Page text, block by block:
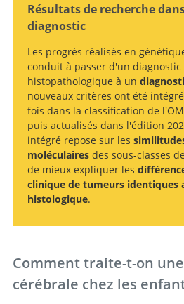
Résultats de recherche
diagnostic
Les progrès réalisés en
conduit à passer d'un
histopathologique à un
nouveaux critères ont été
fois dans la classification de
puis actualisés dans l'édition
intégré repose sur les
moléculairesdes sous-classes
de mieux expliquer les
clinique de tumeurs identiques
histologique.
Comment traite-t-on
cérébrale chez les